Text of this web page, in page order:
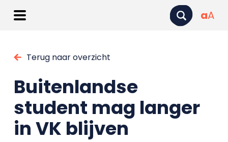
aA
Terug naar overzicht
Buitenlandse
student mag langer
in VK blijven